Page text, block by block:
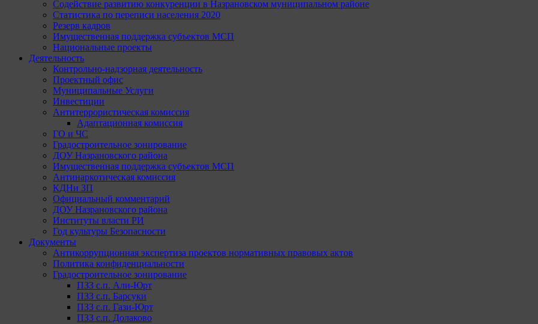
Содействие развитию конкуренции в Назрановском муниципальном районе
Статистика по переписи населения 2020
Резерв кадров
Имущественная поддержка субъектов МСП
Национальные проекты
Деятельность
Контрольно-надзорная деятельность
Проектный офис
Муниципальные Услуги
Инвестиции
Антитеррористическая комиссия
Адаптационная комиссия
ГО и ЧС
Градостроительное зонирование
ДОУ Назрановского района
Имущественная поддержка субъектов МСП
Антинаркотическая комиссия
КДНи ЗП
Официальный комментарий
ДОУ Назрановского района
Институты власти РИ
Год культуры Безопасности
Документы
Антикоррупционная экспертиза проектов нормативных правовых актов
Политика конфиденциальности
Градостроительное зонирование
ПЗЗ с.п. Али-Юрт
ПЗЗ с.п. Барсуки
ПЗЗ с.п. Гази-Юрт
ПЗЗ с.п. Долаково